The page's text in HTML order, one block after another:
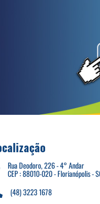
Rua Deodoro, 226 - 4° Andar
CEP : 88010-020 - Florianópolis -
(48) 3223 1678